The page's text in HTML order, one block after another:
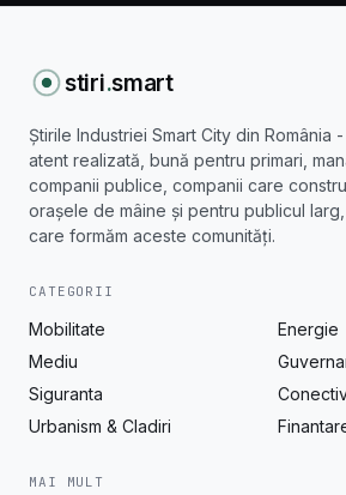
stiri.smart
Știrile Industriei Smart City din România
atent realizată, bună pentru primari,
companii publice, companii care
orașele de mâine și pentru publicul
care formăm aceste comunități.
CATEGORII
Mobilitate
Energie
Mediu
Siguranta
Urbanism & Cladiri
MAI MULT